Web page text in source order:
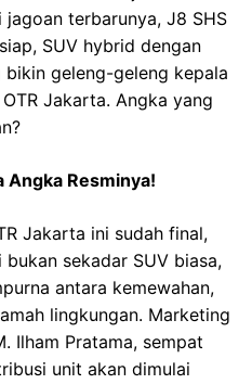
terbarunya, J8 SHS
SUV hybrid dengan
geleng-geleng kepala
Jakarta. Angka yang
Angka Resminya!
Jakarta ini sudah final,
sekadar SUV biasa,
antara kemewahan,
lingkungan. Marketing
Ilham Pratama, sempat
unit akan dimulai